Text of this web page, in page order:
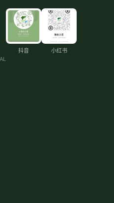
抖音 小红书